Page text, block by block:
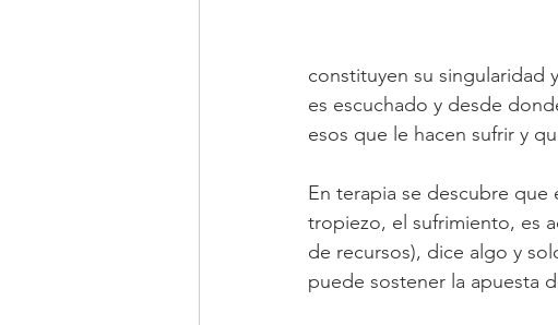
constituyen su singularidad
es escuchado y desde
esos que le hacen sufrir y
En terapia se descubre
tropiezo, el sufrimiento, es
de recursos), dice algo y
puede sostener la apuesta